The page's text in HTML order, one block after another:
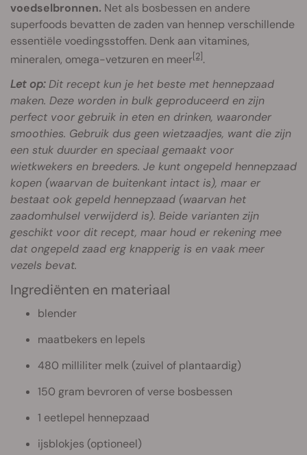
voedselbronnen. Net als bosbessen en andere
superfoods bevatten de zaden van hennep verschillende
essentiële voedingsstoffen. Denk aan vitamines,
mineralen, omega-vetzuren en meer[2].
Let op:Dit recept kun je het beste met hennepzaad
maken. Deze worden in bulk geproduceerd en zijn
perfect voor gebruik in eten en drinken, waaronder
smoothies. Gebruik dus geen wietzaadjes, want die zijn
een stuk duurder en speciaal gemaakt voor
wietkwekers en breeders. Je kunt ongepeld hennepzaad
kopen (waarvan de buitenkant intact is), maar er
bestaat ook gepeld hennepzaad (waarvan het
zaadomhulsel verwijderd is). Beide varianten zijn
geschikt voor dit recept, maar houd er rekening mee
dat ongepeld zaad erg knapperig is en vaak meer
vezels bevat.
Ingrediënten en materiaal
blender
maatbekers en lepels
480 milliliter melk (zuivel of plantaardig)
150 gram bevroren of verse bosbessen
1 eetlepel hennepzaad
ijsblokjes (optioneel)